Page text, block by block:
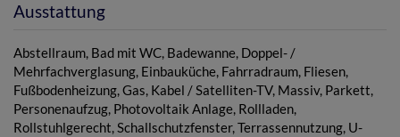
Ausstattung
Abstellraum Bad mit WC Badewanne Doppel- /
Mehrfachverglasung Einbauküche Fahrradraum Fliesen
Fußbodenheizung Gas Kabel / Satelliten-TV Massiv Parkett
Personenaufzug Photovoltaik Anlage Rollladen
Rollstuhlgerecht Schallschutzfenster Terrassennutzung U-